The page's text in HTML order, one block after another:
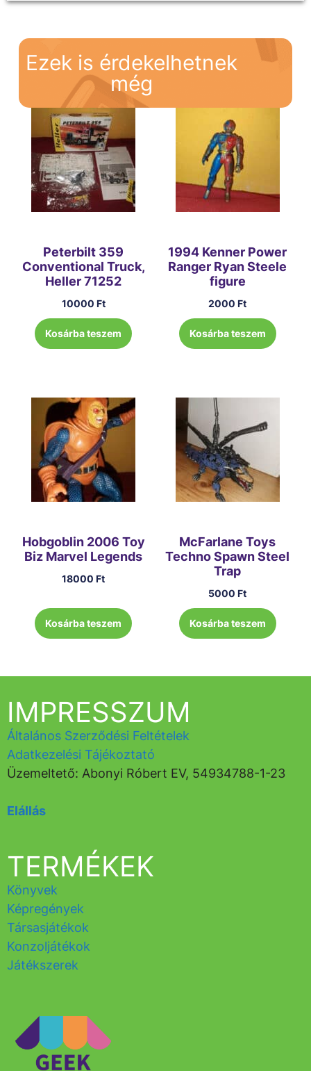
Ezek is érdekelhetnek
még
Peterbilt 359
Conventional Truck,
Heller 71252
10000 Ft
Kosárba teszem
1994 Kenner Power
Ranger Ryan Steele
figure
2000Ft
Kosárba teszem
Hobgoblin 2006 Toy
Biz Marvel Legends
18000Ft
Kosárba teszem
McFarlane Toys
Techno Spawn Steel
Trap
5000Ft
Kosárba teszem
TERMÉKEK
Könyvek
Képregények
Társasjátékok
Konzoljátékok
Játékszerek
IMPRESSZUM
Általános Szerződési Feltételek
Adatkezelési Tájékoztató
Üzemeltető: Abonyi Róbert EV, 54934788-1-23
Elállás